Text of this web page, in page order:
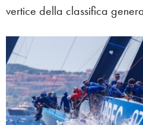
vertice della classifica